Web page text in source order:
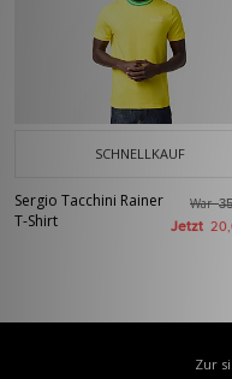
SCHNELLKAUF
Sergio Tacchini Rainer
T-Shirt
War
Jetzt
Zur